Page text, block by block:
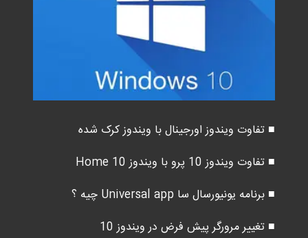
■ تفاوت ویندوز اورجینال با ویندوز کرک شده
■ تفاوت ویندوز 10 پرو با ویندوز 10 Home
■ برنامه یونیورسال سا Universal app چیه ؟
■ تغییر مرورگر پیش فرض در ویندوز 10